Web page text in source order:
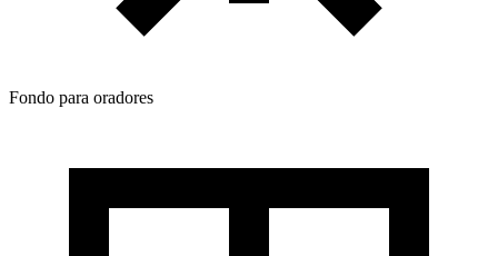
Fondo para oradores